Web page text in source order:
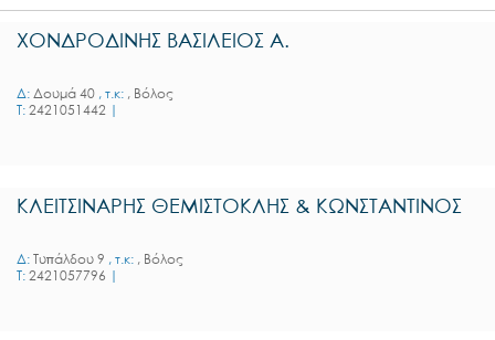
ΧΟΝΔΡΟΔΙΝΗΣ ΒΑΣΙΛΕΙΟΣ Α.
Δ: Δουμά 40 , τ.κ: , Βόλος
T: 2421051442 |
ΚΛΕΙΤΣΙΝΑΡΗΣ ΘΕΜΙΣΤΟΚΛΗΣ & ΚΩΝΣΤΑΝΤΙΝΟΣ
Δ: Τυπάλδου 9 , τ.κ: , Βόλος
T: 2421057796 |